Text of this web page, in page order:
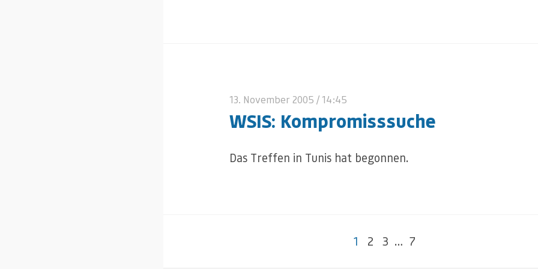
13. November 2005 / 14:45
WSIS: Kompromisssuche
Das Treffen in Tunis hat begonnen.
1 2 3 … 7